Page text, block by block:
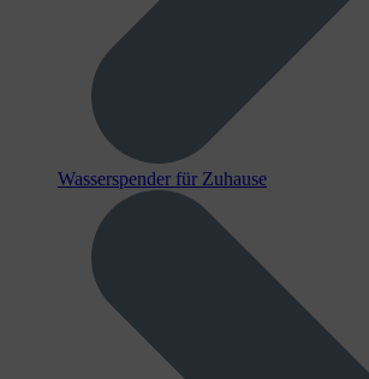
Wasserspender für Zuhause